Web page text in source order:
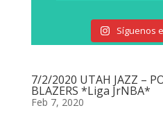
Síguenos
7/2/2020 UTAH JAZZ –
BLAZERS *Liga JrNBA*
Feb 7, 2020